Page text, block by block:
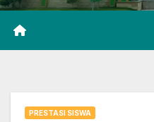
PRESTASI SISWA